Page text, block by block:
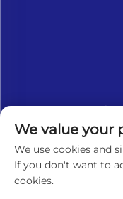
Kits
Abonnez-
We value your
We use cookies and
If you don't want to
cookies.